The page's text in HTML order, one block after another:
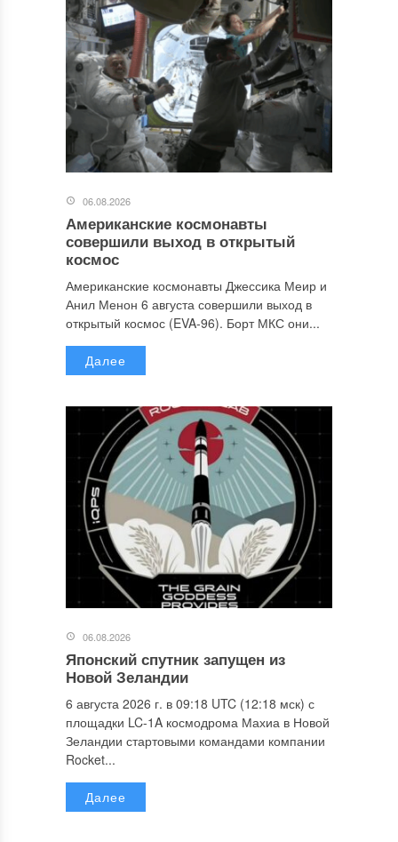
06.08.2026
Американские космонавты
совершили выход в открытый
космос
Американские космонавты Джессика Меир и
Анил Менон 6 августа совершили выход в
открытый космос (EVA-96). Борт МКС они...
Далее
06.08.2026
Японский спутник запущен из
Новой Зеландии
6 августа 2026 г. в 09:18 UTC (12:18 мск) с
площадки LC-1A космодрома Махиа в Новой
Зеландии стартовыми командами компании
Rocket...
Далее